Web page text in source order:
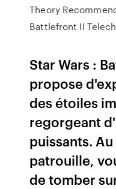
Theory
Battlefront II
Star Wars :
propose
des étoiles
regorgeant
puissants.
patrouille,
de tomber